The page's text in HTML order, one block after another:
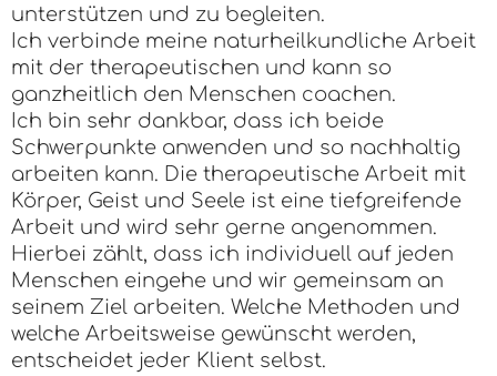
unterstützen und zu begleiten.
Ich verbinde meine naturheilkundliche Arbeit
mit der therapeutischen und kann so
ganzheitlich den Menschen coachen.
Ich bin sehr dankbar, dass ich beide
Schwerpunkte anwenden und so nachhaltig
arbeiten kann. Die therapeutische Arbeit mit
Körper, Geist und Seele ist eine tiefgreifende
Arbeit und wird sehr gerne angenommen.
Hierbei zählt, dass ich individuell auf jeden
Menschen eingehe und wir gemeinsam an
seinem Ziel arbeiten. Welche Methoden und
welche Arbeitsweise gewünscht werden,
entscheidet jeder Klient selbst.